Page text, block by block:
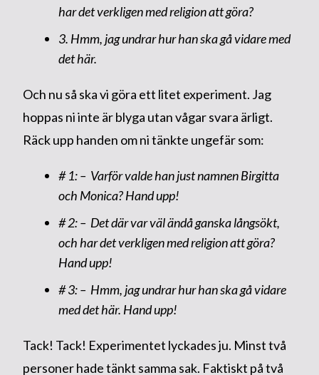
har det verkligen med religion att göra?
3. Hmm, jag undrar hur han ska gå vidare med
det här.
Och nu så ska vi göra ett litet experiment. Jag
hoppas ni inte är blyga utan vågar svara ärligt.
Räck upp handen om ni tänkte ungefär som:
# 1: – Varför valde han just namnen Birgitta
och Monica? Hand upp!
# 2: – Det där var väl ändå ganska långsökt,
och har det verkligen med religion att göra?
Hand upp!
# 3: – Hmm, jag undrar hur han ska gå vidare
med det här. Hand upp!
Tack! Tack! Experimentet lyckades ju. Minst två
personer hade tänkt samma sak. Faktiskt på två